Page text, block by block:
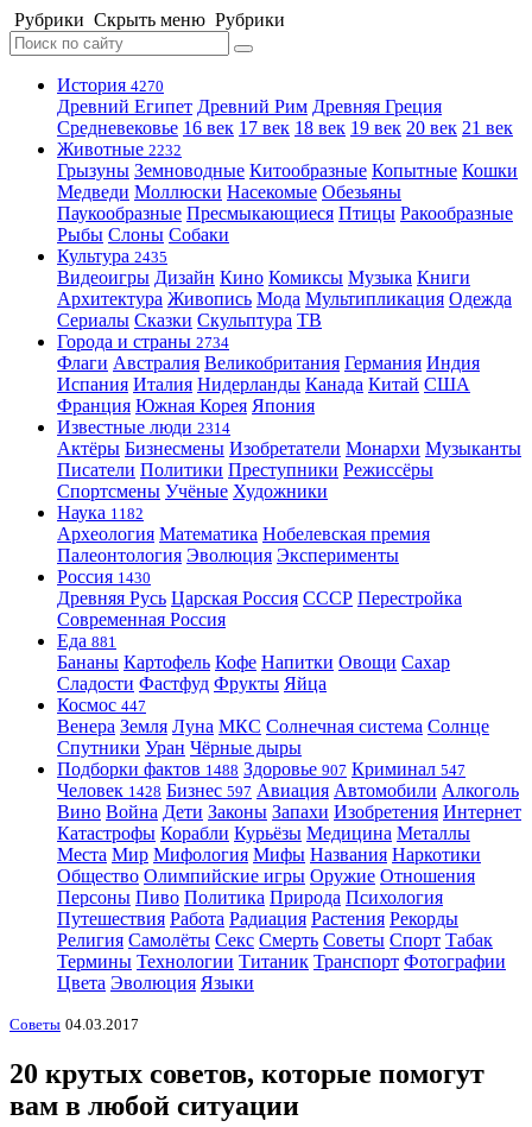
Рубрики Скрыть меню Рубрики
История 4270
Древний Египет Древний Рим Древняя Греция
Средневековье 16 век 17 век 18 век 19 век 20 век 21 век
Животные 2232
Грызуны Земноводные Китообразные Копытные Кошки
Медведи Моллюски Насекомые Обезьяны
Паукообразные Пресмыкающиеся Птицы Ракообразные
Рыбы Слоны Собаки
Культура 2435
Видеоигры Дизайн Кино Комиксы Музыка Книги
Архитектура Живопись Мода Мультипликация Одежда
Сериалы Сказки Скульптура ТВ
Города и страны 2734
Флаги Австралия Великобритания Германия Индия
Испания Италия Нидерланды Канада Китай США
Франция Южная Корея Япония
Известные люди 2314
Актёры Бизнесмены Изобретатели Монархи Музыканты
Писатели Политики Преступники Режиссёры
Спортсмены Учёные Художники
Наука 1182
Археология Математика Нобелевская премия
Палеонтология Эволюция Эксперименты
Россия 1430
Древняя Русь Царская Россия СССР Перестройка
Современная Россия
Еда 881
Бананы Картофель Кофе Напитки Овощи Сахар
Сладости Фастфуд Фрукты Яйца
Космос 447
Венера Земля Луна МКС Солнечная система Солнце
Спутники Уран Чёрные дыры
Подборки фактов 1488 Здоровье 907 Криминал 547
Человек 1428 Бизнес 597 Авиация Автомобили Алкоголь
Вино Война Дети Законы Запахи Изобретения Интернет
Катастрофы Корабли Курьёзы Медицина Металлы
Места Мир Мифология Мифы Названия Наркотики
Общество Олимпийские игры Оружие Отношения
Персоны Пиво Политика Природа Психология
Путешествия Работа Радиация Растения Рекорды
Религия Самолёты Секс Смерть Советы Спорт Табак
Термины Технологии Титаник Транспорт Фотографии
Цвета Эволюция Языки
Советы 04.03.2017
20 крутых советов, которые помогут
вам в любой ситуации